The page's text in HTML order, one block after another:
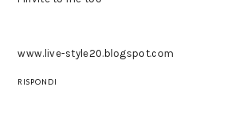
www.live-style20.blogspot.com
RISPONDI